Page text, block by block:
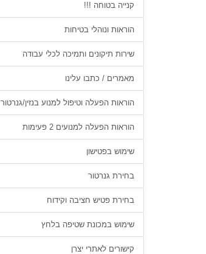
קנייה בטוחה !!!
הוראות ונוהלי בטיחות
שירות תיקונים ותמיכה לכלי עבודה
מאמרים / כתבו עלינו
הוראות הפעלה וטיפול למנוע בנזין/גנרטור
הוראות הפעלה למנועים 2 פעימות
שימוש בפטישון
בחירת גנרטור
בחירת פטיש חציבה וקידוח
שימוש במכונת שטיפה בלחץ
קישורים לאתרי יצרן